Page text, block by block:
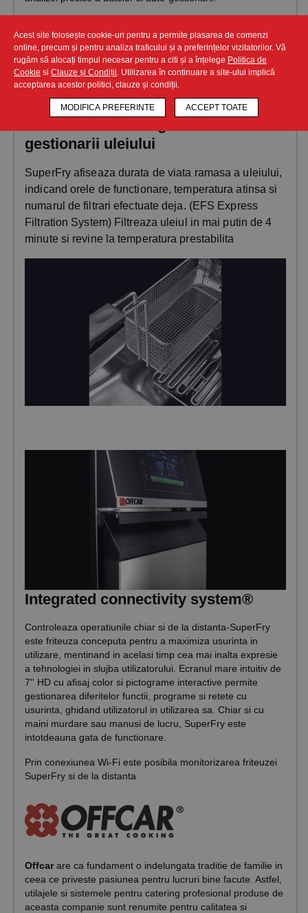
Acest site folosește cookie-uri pentru a permite plasarea de comenzi
online, precum și pentru analiza traficului și a preferințelor vizitatorilor. Vă
rugăm să alocați timpul necesar pentru a citi și a înțelege Politica de
Cookie si Clauze și Condiții. Utilizarea în continuare a site-ului implică
acceptarea acestor politici, clauze și condiții.
MODIFICA PREFERINTE ACCEPT TOATE
sarcinile, inclusiv programele si retetele, filtrarea uleiului si
programul de spalare automata, in acelasi timp corecteaza
erorile umane prin sistemul inteligent de gatit si anticipeaza
necesitatea materiilor prime.
Express Filtration System®: O
gestionarii uleiului
SuperFry afiseaza durata de viata ramasa a uleiului,
indicand orele de functionare, temperatura atinsa si
numarul de filtrari efectuate deja. (EFS Express
Filtration System) Filtreaza uleiul in mai putin de 4
minute si revine la temperatura prestabilita
Integrated connectivity system®
Controleaza operatiunile chiar si de la distanta-SuperFry
este friteuza conceputa pentru a maximiza usurinta in
utilizare, mentinand in acelasi timp cea mai inalta expresie
a tehnologiei in slujba utilizatorului. Ecranul mare intuitiv de
7'' HD cu afisaj color si pictograme interactive permite
gestionarea diferitelor functii, programe si retete cu
usurinta, ghidand utilizatorul in utilizarea sa. Chiar si cu
maini murdare sau manusi de lucru, SuperFry este
intotdeauna gata de functionare.
Prin conexiunea Wi-Fi este posibila monitorizarea friteuzei
SuperFry si de la distanta
Offcarare ca fundament o indelungata traditie de familie in
ceea ce priveste pasiunea pentru lucruri bine facute. Astfel,
utilajele si sistemele pentru catering profesional produse de
aceasta companie sunt renumite pentru calitatea si